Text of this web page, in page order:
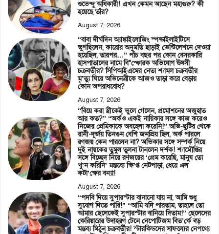
শুভেন্দু অধিকারী! এখন কেমন আছেন মহাগুরু? কী
হয়েছে তাঁর?
August 7, 2026
“বাবা দীর্ঘদিন অ্যাঙ্কাইলোজিং স্পন্ডাইলাইটিসে
ভুগছিলেন, কারোর অনুমতি ছাড়াই ভেন্টিলেশনে দেওয়া
হয়েছিল, তারপর…” পাঁচ বছর পর কোন বেসরকারি
হাসপাতালের নামে বি*স্ফোরক অভিযোগ ঊষসী
চক্রবর্তীর? সিপিআইএমের নেতা শ্যামল চক্রবর্তীর
মৃ’ত্যু ঘিরে অভিনেত্রীকে আজও তাড়া করে বেড়ায়
কোন অপরাধবোধ?
August 7, 2026
“বিয়ে করা স্ত্রীকেই ভুলে গেলেন, প্রমোশনের অজুহাত
আর কত?” “অর্কও একই নায়িকার সঙ্গে কাজ করেও
নিজের প্রেমিকাকে অবহেলা করেনি!” অভি-ছুটির থেকে
রানী-দূর্জয় তিনগুন বেশি জনপ্রিয় ছিল, অর্ক পারলে
রণজয় কেন পারলেন না? অভিকার সঙ্গে সম্পর্ক নিয়ে
দুই নায়কের তুমুল তুলনা টানলেন দর্শক! শ্যামৌপ্তির
সঙ্গে বিচ্ছেদ নিয়ে রণজয়ের ‘প্রেম করেছি, মানুষ তো
খু’ন করিনি’ মন্তব্যে ক্ষি’প্ত নেটপাড়া, ধেয়ে এল
কটা’ক্ষের বন্যা!
August 7, 2026
“পদবি দিয়ে সুপারস্টার বানানো যায় না, আমি শুধু
সুযোগ দিতে পারি!” “আমি যদি পারতাম, তাহলে তো
আমার ছেলেকেই সুপারস্টার বানিয়ে দিতাম!” ছেলেদের
কেরিয়ারের উদাহরণ টেনে নেপোটিজম বিত’র্কে বড়
মন্তব্য মিঠুন চক্রবর্তীর! স্টারকিডদের সাফল্যের নেপথ্যে